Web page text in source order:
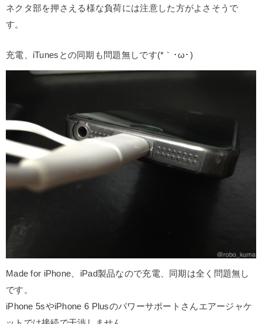
ネクタ部を押さえる様な負荷には注意した方がよさそうで
す。
充電、iTunesとの同期も問題無しです(*｀･ω･)ゞ
Made for iPhone、iPad製品なので充電、同期は全く問題無し
です。
iPhone 5sやiPhone 6 Plusのパワーサポートさんエアージャケ